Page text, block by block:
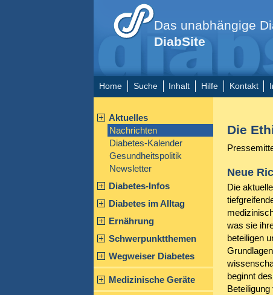
Das unabhängige
DiabSite
Home Suche Inhalt Hilfe Kontakt
Aktuelles
Nachrichten
Diabetes-Kalender
Gesundheitspolitik
Newsletter
Diabetes-Infos
Diabetes im Alltag
Ernährung
Schwerpunktthemen
Wegweiser Diabetes
Medizinische Geräte
Die
Neue
Die
was sie
beteiligen
beginnt